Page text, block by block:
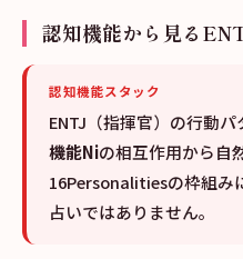
認知機能から見る
認知機能スタック
ENTJ（指揮官）の行動パ
機能Niの相互作用から自
16Personalitiesの枠組み
占いではありません。